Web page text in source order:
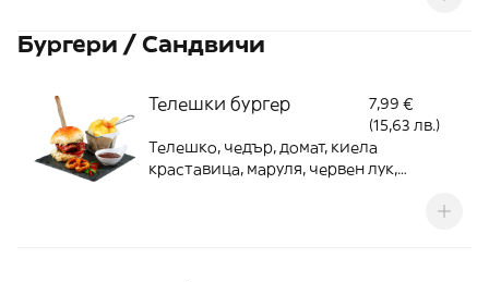
Бургери / Сандвичи
Телешки бургер
7,99 €
(15,63 лв.)
Телешко, чедър, домат, киела
краставица, маруля, червен лук,